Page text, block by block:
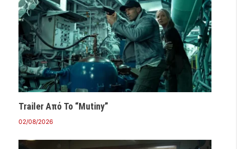
Trailer Από Το “Mutiny”
02/08/2026